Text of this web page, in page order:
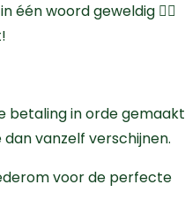
één woord geweldig 👌🏻
betaling in orde gemaakt
dan vanzelf verschijnen.
voor de perfecte